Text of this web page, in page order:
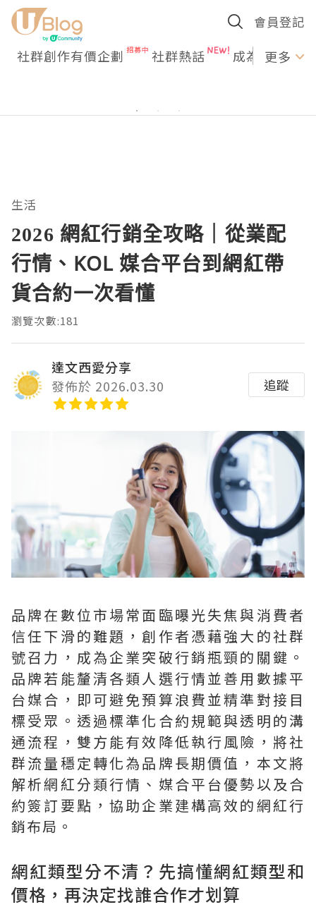
會員登記
社群創作有價企劃 社群熱話 成為U更多
生活
2026 網紅行銷全攻略｜從業配
行情、KOL 媒合平台到網紅帶
貨合約一次看懂
瀏覽次數:181
達文西愛分享
發佈於 2026.03.30
追蹤
品牌在數位市場常面臨曝光失焦與消費者
信任下滑的難題，創作者憑藉強大的社群
號召力，成為企業突破行銷瓶頸的關鍵。
品牌若能釐清各類人選行情並善用數據平
台媒合，即可避免預算浪費並精準對接目
標受眾。透過標準化合約規範與透明的溝
通流程，雙方能有效降低執行風險，將社
群流量穩定轉化為品牌長期價值，本文將
解析網紅分類行情、媒合平台優勢以及合
約簽訂要點，協助企業建構高效的網紅行
銷布局。
網紅類型分不清？先搞懂網紅類型和
價格，再決定找誰合作才划算